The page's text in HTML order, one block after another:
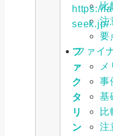
https://
seek.jp/
フ
ァ
ク
タ
リ
ン
比
注
要
ファイ
事
基
比
注